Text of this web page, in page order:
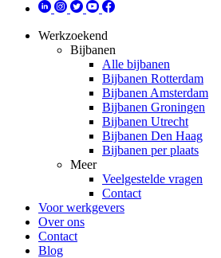
Werkzoekend
Bijbanen
Alle bijbanen
Bijbanen Rotterdam
Bijbanen Amsterdam
Bijbanen Groningen
Bijbanen Utrecht
Bijbanen Den Haag
Bijbanen per plaats
Meer
Veelgestelde vragen
Contact
Voor werkgevers
Over ons
Contact
Blog